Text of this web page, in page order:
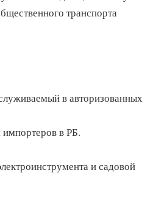
транспорта
в авторизованных
в РБ.
и садовой